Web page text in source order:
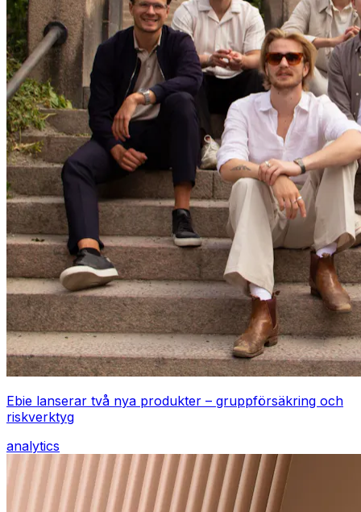
Ebie lanserar två nya produkter – gruppförsäkring och
riskverktyg
analytics